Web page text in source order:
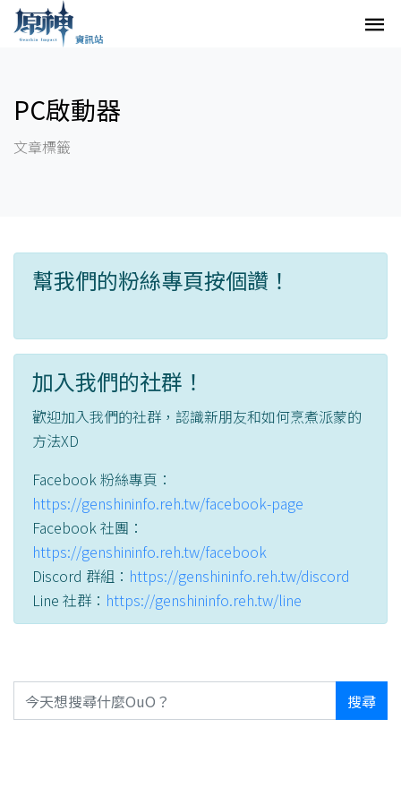
PC啟動器
文章標籤
幫我們的粉絲專頁按個讚！
加入我們的社群！
歡迎加入我們的社群，認識新朋友和如何烹煮派蒙的
方法XD
Facebook 粉絲專頁：
https://genshininfo.reh.tw/facebook-page
Facebook 社團：
https://genshininfo.reh.tw/facebook
Discord 群組： https://genshininfo.reh.tw/discord
Line 社群： https://genshininfo.reh.tw/line
搜尋